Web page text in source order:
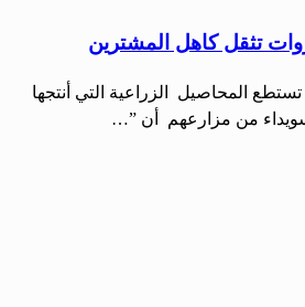
تثقل كاهل المشترين
المحاصيل الزراعية التي أنتجها
من مزارعهم أن ”…